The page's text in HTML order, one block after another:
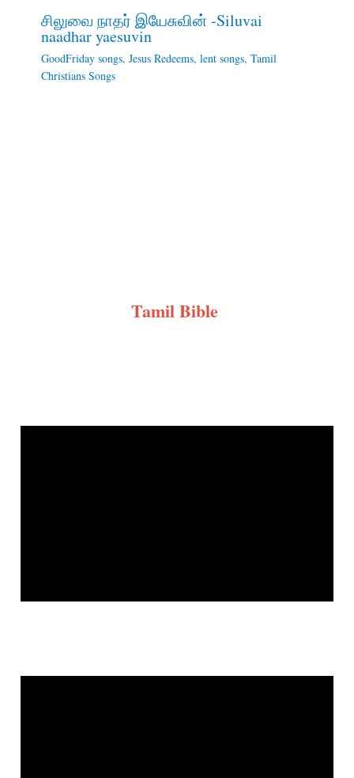
சிலுவை நாதர் இயேசுவின் -Siluvai
naadhar yaesuvin
GoodFriday songs, Jesus Redeems, lent songs, Tamil
Christians Songs
Tamil Bible